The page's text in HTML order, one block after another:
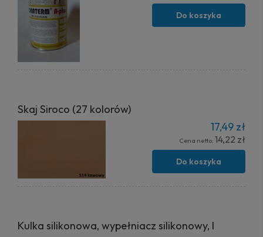
Do koszyka
Skaj Siroco (27 kolorów)
17,49 zł
Cena netto: 14,22 zł
Do koszyka
Kulka silikonowa, wypełniacz silikonowy, I